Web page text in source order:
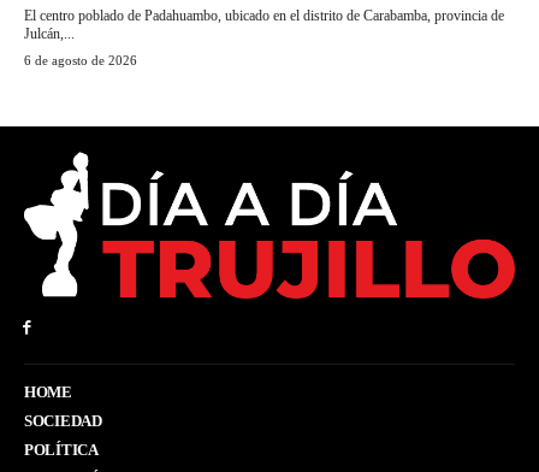
El centro poblado de Padahuambo, ubicado en el distrito de Carabamba, provincia de
Julcán,...
6 de agosto de 2026
HOME
SOCIEDAD
POLÍTICA